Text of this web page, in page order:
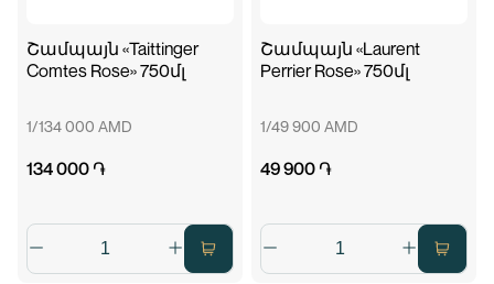
Շամպայն «Taittinger
Comtes Rose» 750մլ
1/134 000 AMD
134 000 ֏
Շամպայն «Laurent
Perrier Rose» 750մլ
1/49 900 AMD
49 900 ֏